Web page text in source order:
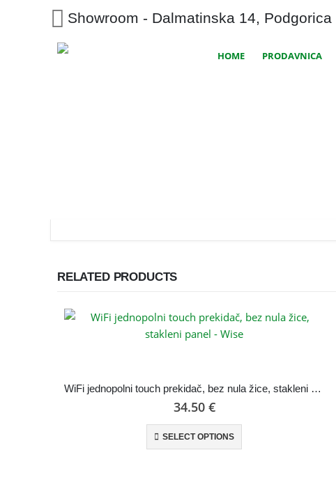
Showroom - Dalmatinska 14, Podgorica
HOME PRODAVNICA
RELATED PRODUCTS
WiFi jednopolni touch prekidač, bez nula žice, stakleni panel – Wise
34.50 €
SELECT OPTIONS